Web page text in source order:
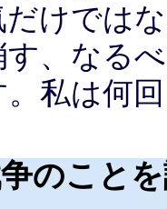
だけでは
、なる
私は何
争のこと